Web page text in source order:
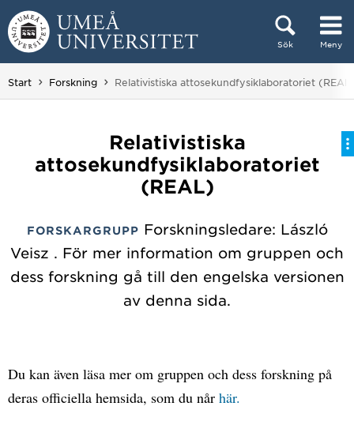
Hoppa direkt till innehållet
Sök Meny
Huvudmenyn dold.
Start Forskning Du är här:
Relativistiska attosekundfysiklaboratoriet
Relativistiska
attosekundfysiklaboratoriet
(REAL)
FORSKARGRUPP Forskningsledare: László
Veisz . För mer information om gruppen och
dess forskning gå till den engelska versionen
av denna sida.
Du kan även läsa mer om gruppen och dess forskning på
deras officiella hemsida, som du når här.